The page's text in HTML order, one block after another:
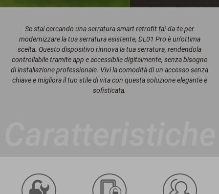
Se stai cercando una serratura smart retrofit fai-da-te per
modernizzare la tua serratura esistente, DL01 Pro è un'ottima
scelta. Questo dispositivo rinnova la tua serratura, rendendola
controllabile tramite app e accessibile digitalmente, senza bisogno
di installazione professionale. Vivi la comodità di un accesso senza
chiave e migliora il tuo stile di vita con questa soluzione elegante e
sofisticata.